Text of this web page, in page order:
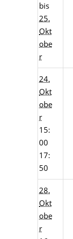
bis
25.
Okt
obe
r
24.
Okt
obe
r
15:
00
17:
50
28.
Okt
obe
r